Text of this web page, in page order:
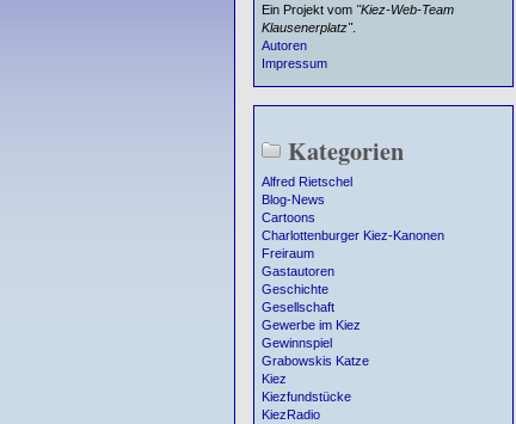
Ein Projekt vom "Kiez-Web-Team
Klausenerplatz".
Autoren
Impressum
Kategorien
Alfred Rietschel
Blog-News
Cartoons
Charlottenburger Kiez-Kanonen
Freiraum
Gastautoren
Geschichte
Gesellschaft
Gewerbe im Kiez
Gewinnspiel
Grabowskis Katze
Kiez
Kiezfundstücke
KiezRadio